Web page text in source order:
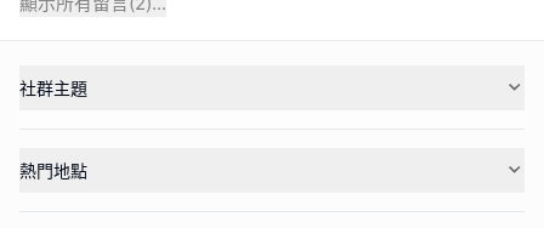
社群主題
熱門地點